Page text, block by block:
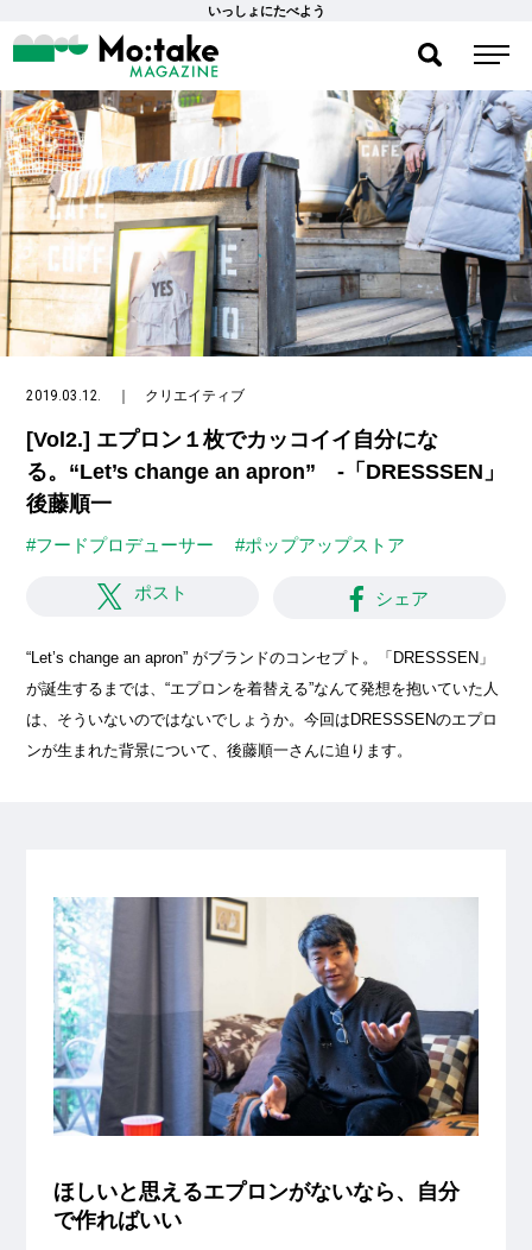
いっしょにたべよう
2019.03.12. クリエイティブ
[Vol2.] エプロン１枚でカッコイイ自分にな
る。“Let’s change an apron” -「DRESSSEN」
後藤順一
#フードプロデューサー #ポップアップストア
ポスト シェア
“Let’s change an apron” がブランドのコンセプト。「DRESSSEN」
が誕生するまでは、“エプロンを着替える”なんて発想を抱いていた人
は、そういないのではないでしょうか。今回はDRESSSENのエプロ
ンが生まれた背景について、後藤順一さんに迫ります。
ほしいと思えるエプロンがないなら、自分
で作ればいい